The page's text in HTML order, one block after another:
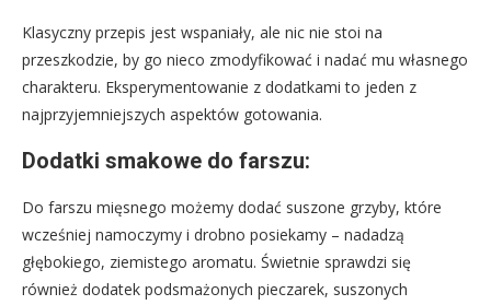
Klasyczny przepis jest wspaniały, ale nic nie stoi na
przeszkodzie, by go nieco zmodyfikować i nadać mu własnego
charakteru. Eksperymentowanie z dodatkami to jeden z
najprzyjemniejszych aspektów gotowania.
Dodatki smakowe do farszu:
Do farszu mięsnego możemy dodać suszone grzyby, które
wcześniej namoczymy i drobno posiekamy – nadadzą
głębokiego, ziemistego aromatu. Świetnie sprawdzi się
również dodatek podsmażonych pieczarek, suszonych